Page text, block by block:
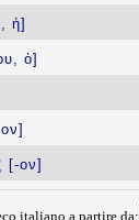
ἡ]
ὁ]
[-ον]
italiano a partire da: